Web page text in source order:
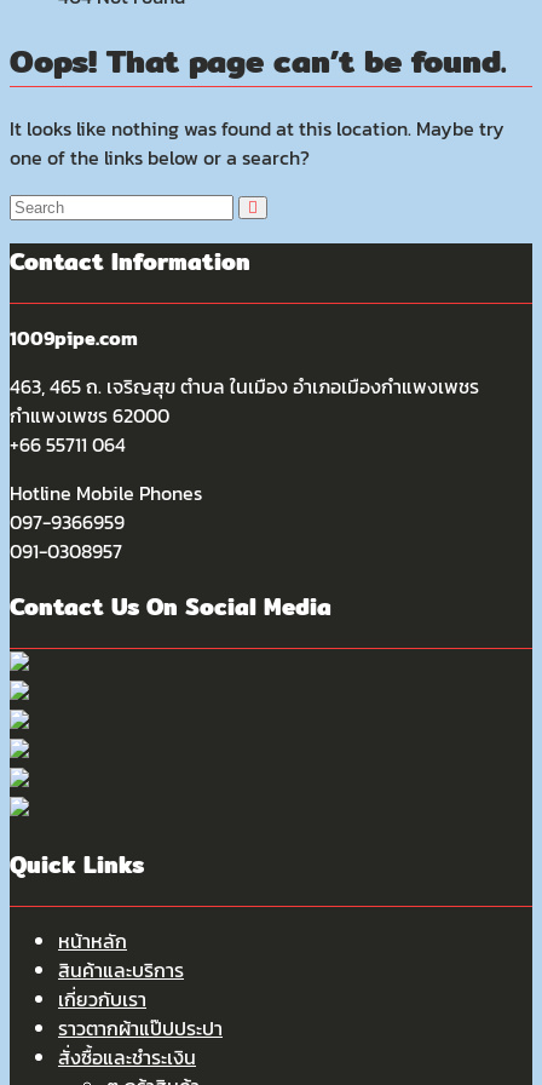
Oops! That page can’t be found.
It looks like nothing was found at this location. Maybe try
one of the links below or a search?
Contact Information
1009pipe.com
463, 465 ถ. เจริญสุข ตำบล ในเมือง อำเภอเมืองกำแพงเพชร
กำแพงเพชร 62000
+66 55711 064
Hotline Mobile Phones
097-9366959
091-0308957
Contact Us On Social Media
Quick Links
หน้าหลัก
สินค้าและบริการ
เกี่ยวกับเรา
ราวตากผ้าแป๊ปประปา
สั่งซื้อและชำระเงิน